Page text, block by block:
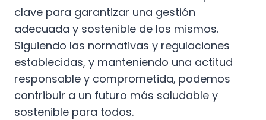
clave para garantizar una gestión
adecuada y sostenible de los mismos.
Siguiendo las normativas y regulaciones
establecidas, y manteniendo una actitud
responsable y comprometida, podemos
contribuir a un futuro más saludable y
sostenible para todos.